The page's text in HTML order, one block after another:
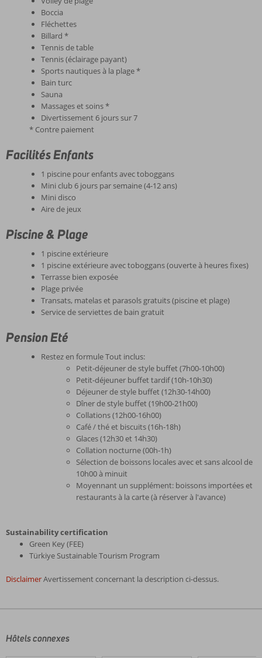
Boccia
Fléchettes
Billard *
Tennis de table
Tennis (éclairage payant)
Sports nautiques à la plage *
Bain turc
Sauna
Massages et soins *
Divertissement 6 jours sur 7
* Contre paiement
Facilités Enfants
1 piscine pour enfants avec toboggans
Mini club 6 jours par semaine (4-12 ans)
Mini disco
Aire de jeux
Piscine & Plage
1 piscine extérieure
1 piscine extérieure avec toboggans (ouverte à heures fixes)
Terrasse bien exposée
Plage privée
Transats, matelas et parasols gratuits (piscine et plage)
Service de serviettes de bain gratuit
Pension Eté
Restez en formule Tout inclus:
Petit-déjeuner de style buffet (7h00-10h00)
Petit-déjeuner buffet tardif (10h-10h30)
Déjeuner de style buffet (12h30-14h00)
Dîner de style buffet (19h00-21h00)
Collations (12h00-16h00)
Café / thé et biscuits (16h-18h)
Glaces (12h30 et 14h30)
Collation nocturne (00h-1h)
Sélection de boissons locales avec et sans alcool de
10h00 à minuit
Moyennant un supplément: boissons importées et
restaurants à la carte (à réserver à l'avance)
Sustainability certification
Green Key (FEE)
Türkiye Sustainable Tourism Program
DisclaimerAvertissement concernant la description ci-dessus.
écrits
Hôtels connexes